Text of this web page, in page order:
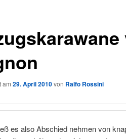
am 29. April 2010von Ralfo Rossini
es also Abschied nehmen von